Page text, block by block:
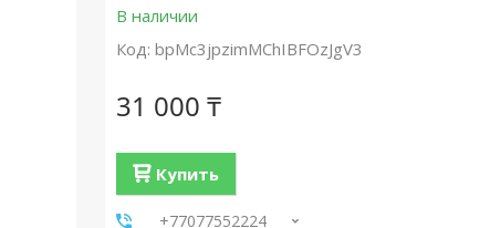
В наличии
Код: bpMc3jpzimMChIBFOzJgV3
31 000 ₸
Купить
+77077552224